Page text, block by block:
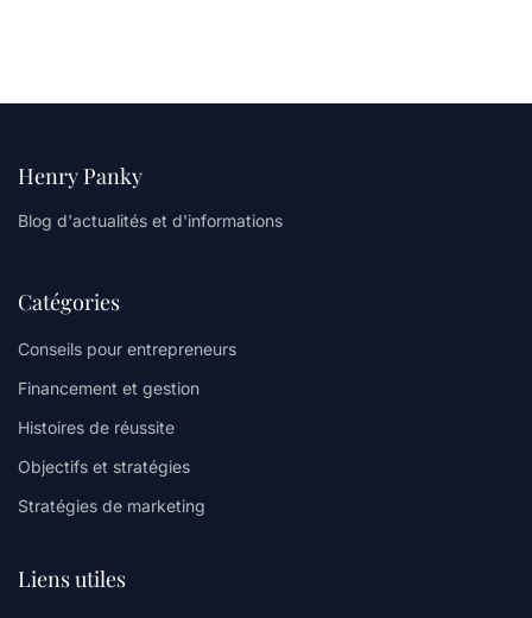
Henry Panky
Blog d'actualités et d'informations
Catégories
Conseils pour entrepreneurs
Financement et gestion
Histoires de réussite
Objectifs et stratégies
Stratégies de marketing
Liens utiles